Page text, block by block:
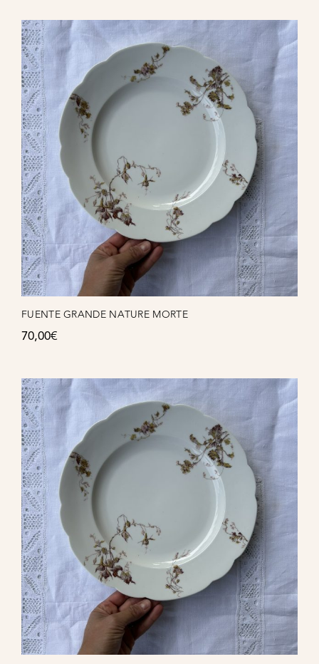
FUENTE GRANDE NATURE MORTE
70,00€